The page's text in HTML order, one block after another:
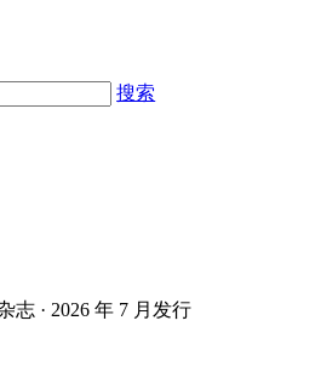
搜索
志 · 2026 年 7 月发行